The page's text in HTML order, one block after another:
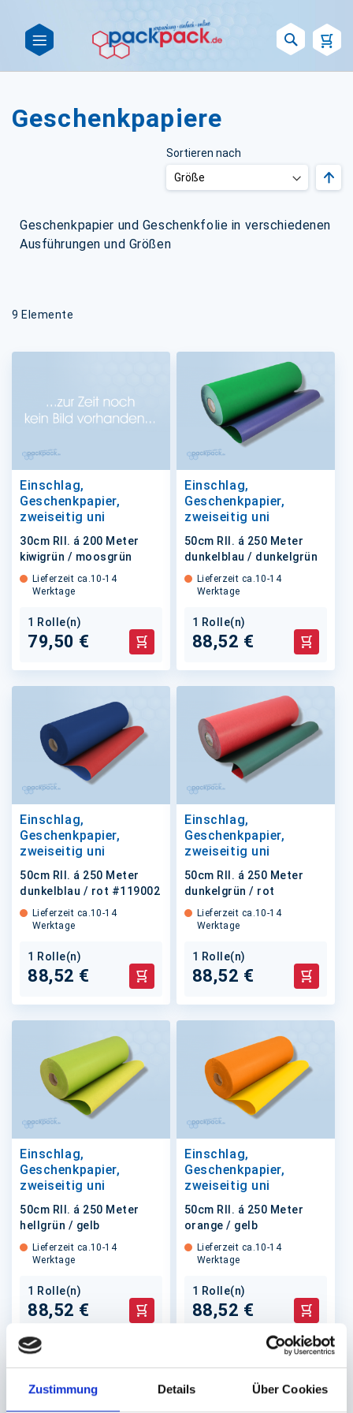
Zustimmung Details Über Cookies
Geschenkpapiere
Geschenkpapier und Geschenkfolie in verschiedenen
Ausführungen und Größen
9 Elemente
Sortieren nach
Einschlag,
Geschenkpapier,
zweiseitig uni
30cm Rll. á 200 Meter
kiwigrün / moosgrün
Lieferzeit ca.10-14
Werktage
1 Rolle(n)
79,50 € In den Warenkorb
Einschlag,
Geschenkpapier,
zweiseitig uni
50cm Rll. á 250 Meter
dunkelblau / dunkelgrün
Lieferzeit ca.10-14
Werktage
1 Rolle(n)
88,52 € In den
Einschlag,
Geschenkpapier,
zweiseitig uni
50cm Rll. á 250 Meter
dunkelblau / rot #119002
Lieferzeit ca.10-14
Werktage
1 Rolle(n)
88,52 € In den Warenkorb
Einschlag,
Geschenkpapier,
zweiseitig uni
50cm Rll. á 250 Meter
dunkelgrün / rot
Lieferzeit ca.10-14
Werktage
1 Rolle(n)
88,52 € In den
Einschlag,
Geschenkpapier,
zweiseitig uni
50cm Rll. á 250 Meter
hellgrün / gelb
Lieferzeit ca.10-14
Werktage
1 Rolle(n)
88,52 € In den Warenkorb
Einschlag,
Geschenkpapier,
zweiseitig uni
50cm Rll. á 250 Meter
orange / gelb
Lieferzeit ca.10-14
Werktage
1 Rolle(n)
88,52 € In den